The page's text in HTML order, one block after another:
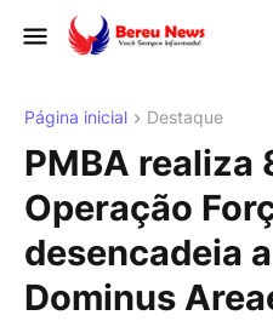
Página inicial Destaque
PMBA realiza
Operação
desencadeia
Dominus